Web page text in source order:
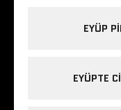
EYÜP
EYÜPTE